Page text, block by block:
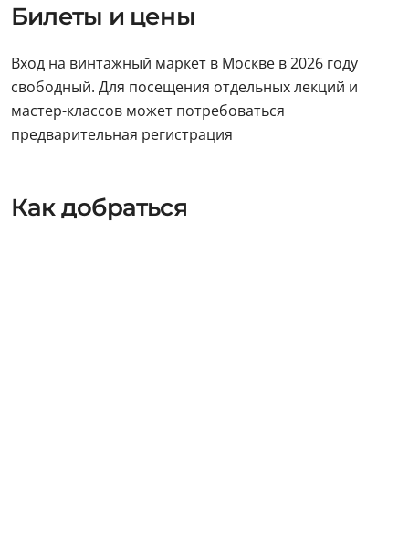
Билеты и цены
Вход на винтажный маркет в Москве в 2026 году
свободный. Для посещения отдельных лекций и
мастер-классов может потребоваться
предварительная регистрация
Как добраться